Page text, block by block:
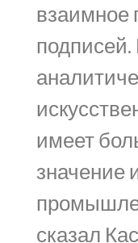
взаимное
имеет
значение
сказал